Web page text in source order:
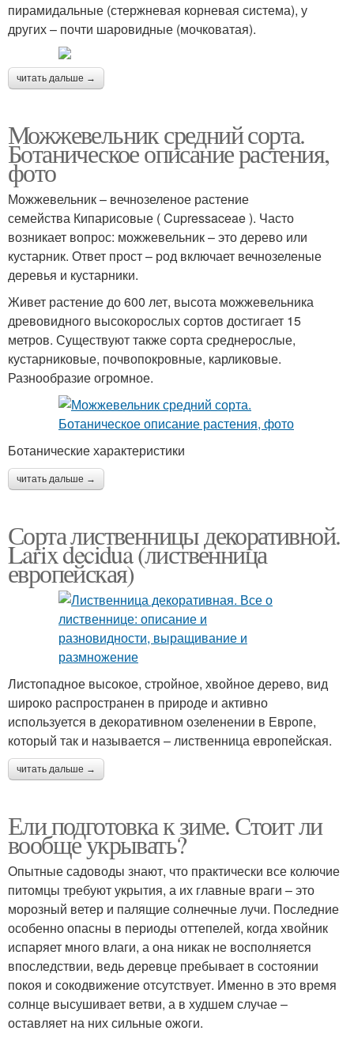
пирамидальные (стержневая корневая система), у
других – почти шаровидные (мочковатая).
читать дальше →
Можжевельник средний сорта.
Ботаническое описание растения,
фото
Можжевельник – вечнозеленое растение
семейства Кипарисовые ( Cupressaceae ). Часто
возникает вопрос: можжевельник – это дерево или
кустарник. Ответ прост – род включает вечнозеленые
деревья и кустарники.
Живет растение до 600 лет, высота можжевельника
древовидного высокорослых сортов достигает 15
метров. Существуют также сорта среднерослые,
кустарниковые, почвопокровные, карликовые.
Разнообразие огромное.
Ботанические характеристики
читать дальше →
Сорта лиственницы декоративной.
Larix decidua (лиственница
европейская)
Листопадное высокое, стройное, хвойное дерево, вид
широко распространен в природе и активно
используется в декоративном озеленении в Европе,
который так и называется – лиственница европейская.
читать дальше →
Ели подготовка к зиме. Стоит ли
вообще укрывать?
Опытные садоводы знают, что практически все колючие
питомцы требуют укрытия, а их главные враги – это
морозный ветер и палящие солнечные лучи. Последние
особенно опасны в периоды оттепелей, когда хвойник
испаряет много влаги, а она никак не восполняется
впоследствии, ведь деревце пребывает в состоянии
покоя и сокодвижение отсутствует. Именно в это время
солнце высушивает ветви, а в худшем случае –
оставляет на них сильные ожоги.